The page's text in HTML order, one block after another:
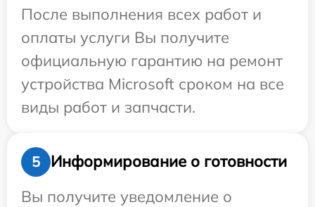
После выполнения всех работ и
оплаты услуги Вы получите
официальную гарантию на ремонт
устройства Microsoft сроком на все
виды работ и запчасти.
5
Информирование о готовности
Вы получите уведомление о